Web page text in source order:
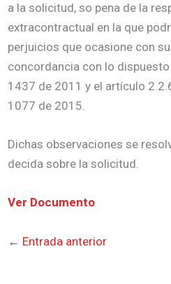
a la solicitud, so pena de la
extracontractual en la que
perjuicios que ocasione con
concordancia con lo
1437 de 2011 y el artículo
1077 de 2015.
Dichas observaciones se
decida sobre la solicitud.
Ver Documento
← Entrada anterior